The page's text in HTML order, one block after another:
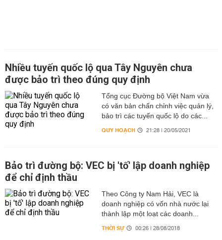
Nhiều tuyến quốc lộ qua Tây Nguyên chưa
được bảo trì theo đúng quy định
Tổng cục Đường bộ Việt Nam vừa
có văn bản chấn chỉnh việc quản lý,
bảo trì các tuyến quốc lộ do các...
QUY HOẠCH 21:28 | 20/05/2021
Bảo trì đường bộ: VEC bị 'tố' lập doanh nghiệp
để chỉ định thầu
Theo Công ty Nam Hải, VEC là
doanh nghiệp có vốn nhà nước lại
thành lập một loạt các doanh...
THỜI SỰ 00:26 | 28/08/2018